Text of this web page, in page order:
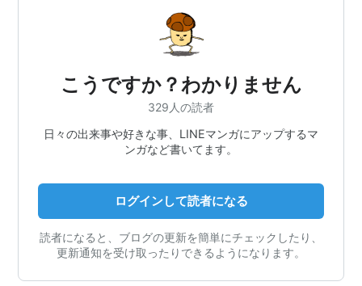
こうですか？わかりません
329人の読者
日々の出来事や好きな事、LINEマンガにアップするマ
ンガなど書いてます。
ログインして読者になる
読者になると、ブログの更新を簡単にチェックしたり、
更新通知を受け取ったりできるようになります。